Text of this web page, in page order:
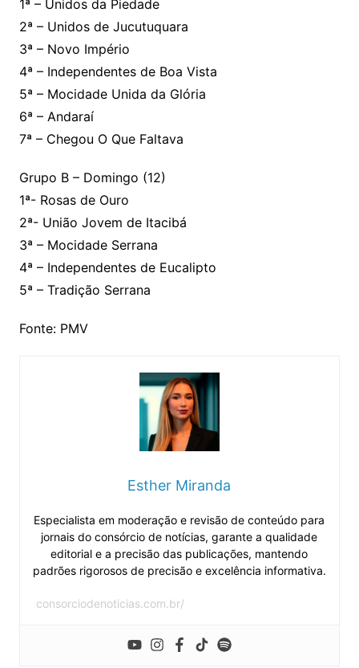
1ª – Unidos da Piedade
2ª – Unidos de Jucutuquara
3ª – Novo Império
4ª – Independentes de Boa Vista
5ª – Mocidade Unida da Glória
6ª – Andaraí
7ª – Chegou O Que Faltava
Grupo B – Domingo (12)
1ª- Rosas de Ouro
2ª- União Jovem de Itacibá
3ª – Mocidade Serrana
4ª – Independentes de Eucalipto
5ª – Tradição Serrana
Fonte: PMV
Esther Miranda
Especialista em moderação e revisão de conteúdo para
jornais do consórcio de notícias, garante a qualidade
editorial e a precisão das publicações, mantendo
padrões rigorosos de precisão e excelência informativa.
consorciodenoticias.com.br/